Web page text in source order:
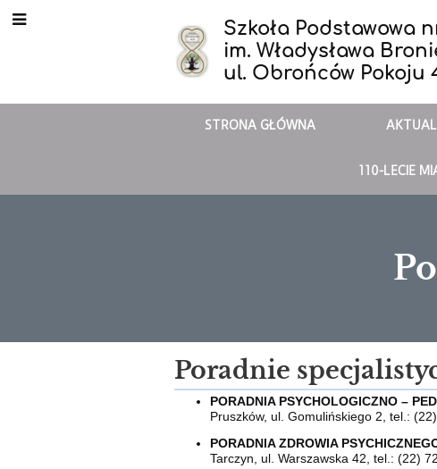
Szkoła Podstawowa
im. Władysława
ul. Obrońców Pokoju
STRONA GŁÓWNA
110-LECIE
Poradnie
specjalistyczne
Poradnie
PORADNIA PSYCHOLOGICZNO –
Pruszków, ul. Gomulińskiego 2, tel.:
PORADNIA ZDROWIA
Tarczyn, ul. Warszawska 42, tel.: (22)